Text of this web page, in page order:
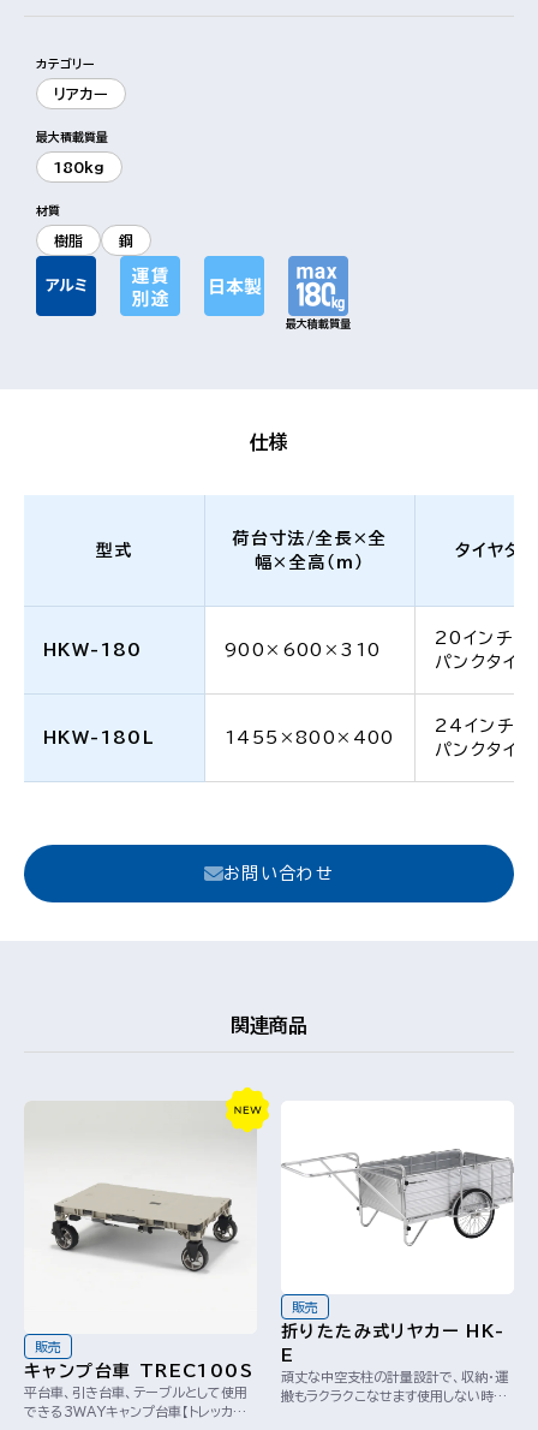
カテゴリー
リアカー
最大積載質量
180kg
材質
樹脂 鋼
最大積載質量
仕様
型式
荷台寸法/全長×全
幅×全高（m）
タイヤタ
HKW-180 900×600×310
20インチ
パンクタイヤ
HKW-180L 1455×800×400
24インチ
パンクタイヤ
お問い合わせ
関連商品
販売
キャンプ台車 TREC100S
平台車、引き台車、テーブルとして使用
できる3WAYキャンプ台車【トレッカー
販売
折りたたみ式リヤカー HK-
E
頑丈な中空支柱の計量設計で、収納・運
搬もラクラクこなせます使用しない時は